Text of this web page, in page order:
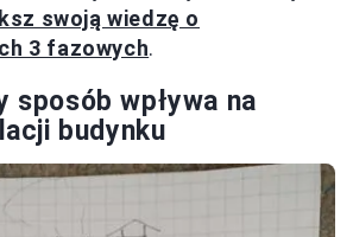
swoją wiedzę o
3 fazowych.
sposób wpływa na
budynku